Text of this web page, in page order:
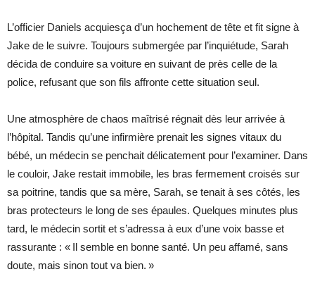
L’officier Daniels acquiesça d’un hochement de tête et fit signe à
Jake de le suivre. Toujours submergée par l’inquiétude, Sarah
décida de conduire sa voiture en suivant de près celle de la
police, refusant que son fils affronte cette situation seul.
Une atmosphère de chaos maîtrisé régnait dès leur arrivée à
l’hôpital. Tandis qu’une infirmière prenait les signes vitaux du
bébé, un médecin se penchait délicatement pour l’examiner. Dans
le couloir, Jake restait immobile, les bras fermement croisés sur
sa poitrine, tandis que sa mère, Sarah, se tenait à ses côtés, les
bras protecteurs le long de ses épaules. Quelques minutes plus
tard, le médecin sortit et s’adressa à eux d’une voix basse et
rassurante : « Il semble en bonne santé. Un peu affamé, sans
doute, mais sinon tout va bien. »